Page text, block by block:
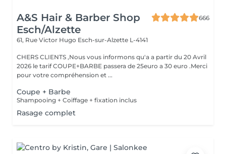
A&S Hair & Barber Shop
Esch/Alzette
666
61, Rue Victor Hugo Esch-sur-Alzette L-4141
CHERS CLIENTS ,Nous vous informons qu'a a partir du 20 Avril
2026 le tarif COUPE+BARBE passera de 25euro a 30 euro .Merci
pour votre compréhension et ...
Coupe + Barbe
Shampooing + Coiffage + fixation inclus
Rasage complet